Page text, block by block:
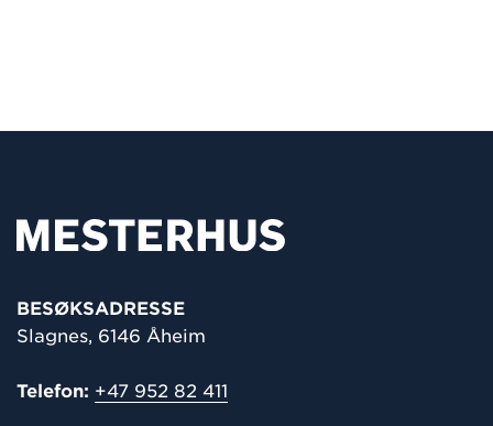
BESØKSADRESSE
Slagnes, 6146 Åheim
Telefon: +47 952 82 411